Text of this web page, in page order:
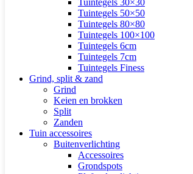
Tuintegels 50×50
Tuintegels 80×80
Tuintegels 100×100
Tuintegels 6cm
Tuintegels 7cm
Tuintegels Finess
Grind, split & zand
Grind
Keien en brokken
Split
Zanden
Tuin accessoires
Buitenverlichting
Accessoires
Grondspots